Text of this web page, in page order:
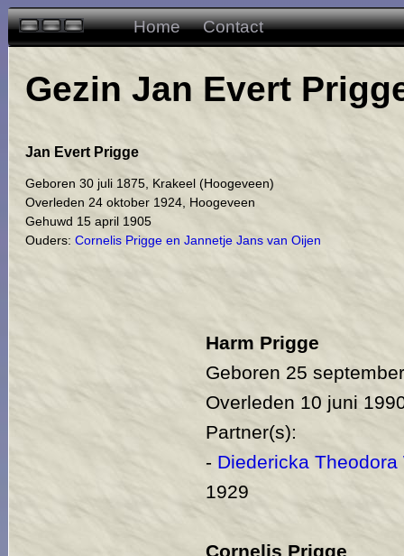
Home Contact
Gezin Jan Evert
Jan Evert Prigge
Geboren 30 juli 1875, Krakeel (Hoogeveen)
Overleden 24 oktober 1924, Hoogeveen
Gehuwd 15 april 1905
Ouders: Cornelis Prigge en Jannetje Jans van Oijen
Harm Prigge
Geboren 25
Overleden 10 juni
Partner(s):
- Diedericka
1929
Cornelis Prigge